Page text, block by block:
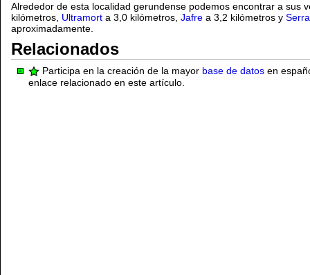
Alrededor de esta localidad gerundense podemos encontrar a sus
kilómetros, Ultramort a 3,0 kilómetros, Jafre a 3,2 kilómetros y
aproximadamente.
Relacionados
Participa en la creación de la mayor base de datos en
enlace relacionado en este artículo.